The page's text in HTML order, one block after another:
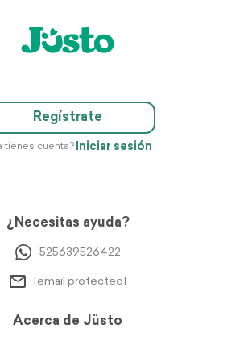
Regístrate
tienes cuenta? Iniciar sesión
¿Necesitas ayuda?
525639526422
[email protected]
Acerca de Jüsto